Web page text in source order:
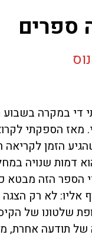
ספרים
די במקרה
מאז הספקתי
הזמן לקריאה
דמות שנויה
הספר הזה מבטא
אליו: לא רק
שלטונו של
של תודעה אחרת,